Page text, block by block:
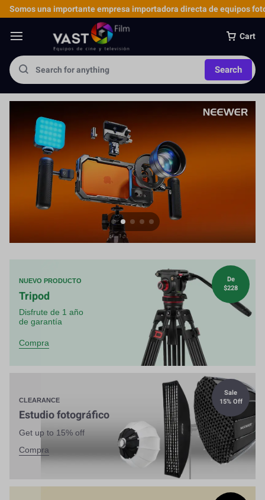
Somos una importante empresa importadora directa de equipos
Cart
Search
Jaula para Cámara
Más
NUEVO PRODUCTO
Tripod
Disfrute de 1 año
de garantía
Compra
De
$228
CLEARANCE
Estudio fotográfico
Get up to 15% off
Compra
Sale
15% Off